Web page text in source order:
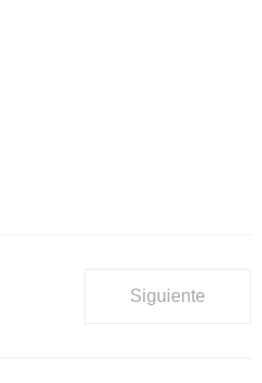
Siguiente